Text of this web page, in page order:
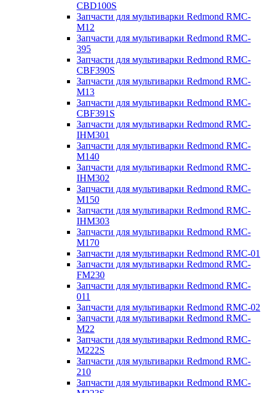
CBD100S
Запчасти для мультиварки Redmond RMC-
M12
Запчасти для мультиварки Redmond RMC-
395
Запчасти для мультиварки Redmond RMC-
CBF390S
Запчасти для мультиварки Redmond RMC-
M13
Запчасти для мультиварки Redmond RMC-
CBF391S
Запчасти для мультиварки Redmond RMC-
IHM301
Запчасти для мультиварки Redmond RMC-
M140
Запчасти для мультиварки Redmond RMC-
IHM302
Запчасти для мультиварки Redmond RMC-
M150
Запчасти для мультиварки Redmond RMC-
IHM303
Запчасти для мультиварки Redmond RMC-
M170
Запчасти для мультиварки Redmond RMC-01
Запчасти для мультиварки Redmond RMC-
FM230
Запчасти для мультиварки Redmond RMC-
011
Запчасти для мультиварки Redmond RMC-02
Запчасти для мультиварки Redmond RMC-
M22
Запчасти для мультиварки Redmond RMC-
M222S
Запчасти для мультиварки Redmond RMC-
210
Запчасти для мультиварки Redmond RMC-